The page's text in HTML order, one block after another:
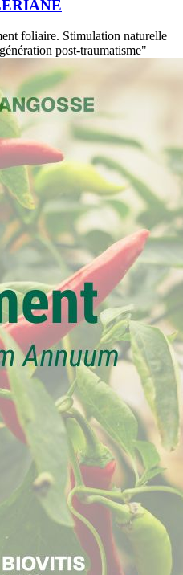
foliaire. Stimulation naturelle
post-traumatisme"